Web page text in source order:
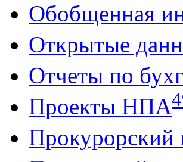
Обобщенная
Открытые
Отчеты по
Проекты НПА
Прокурорский